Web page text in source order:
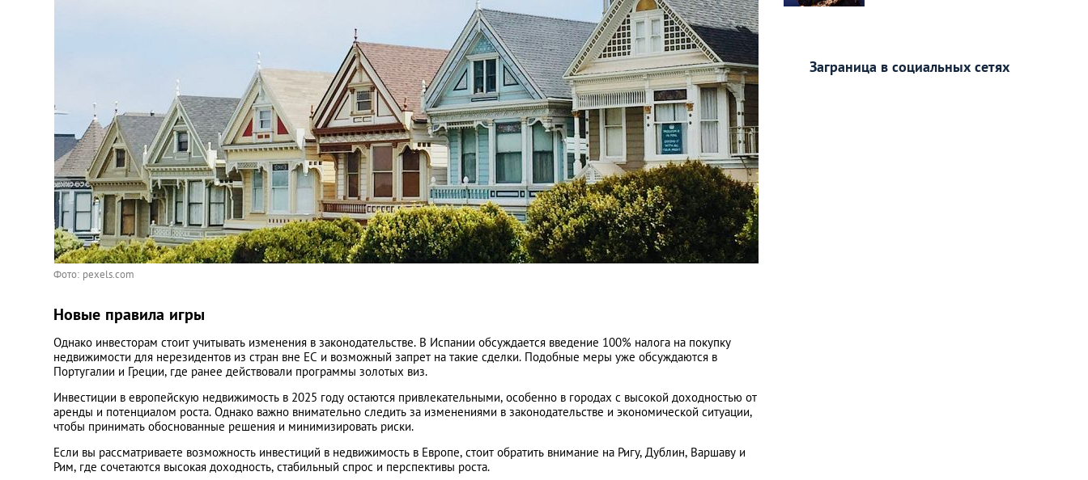
Фото: pexels.com
Новые правила игры
Однако инвесторам стоит учитывать изменения в законодательстве. В Испании обсуждается введение 100% налога на покупку
недвижимости для нерезидентов из стран вне ЕС и возможный запрет на такие сделки. Подобные меры уже обсуждаются в
Португалии и Греции, где ранее действовали программы золотых виз.
Инвестиции в европейскую недвижимость в 2025 году остаются привлекательными, особенно в городах с высокой доходностью от
аренды и потенциалом роста. Однако важно внимательно следить за изменениями в законодательстве и экономической ситуации,
чтобы принимать обоснованные решения и минимизировать риски.​
Если вы рассматриваете возможность инвестиций в недвижимость в Европе, стоит обратить внимание на Ригу, Дублин, Варшаву и
Рим, где сочетаются высокая доходность, стабильный спрос и перспективы роста.
Заграница в социальных сетях